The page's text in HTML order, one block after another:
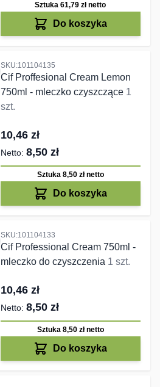
Sztuka 61,79 złnetto
Do koszyka
SKU:101104135
Cif Proffesional Cream Lemon
750ml - mleczko czyszczące 1
szt.
10,46 zł
8,50 zł
Sztuka 8,50 złnetto
Do koszyka
SKU:101104133
Cif Professional Cream 750ml -
mleczko do czyszczenia 1 szt.
10,46 zł
8,50 zł
Sztuka 8,50 złnetto
Do koszyka